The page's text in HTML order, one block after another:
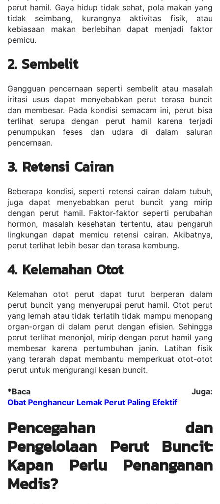
perut hamil. Gaya hidup tidak sehat, pola makan yang
tidak seimbang, kurangnya aktivitas fisik, atau
kebiasaan makan berlebihan dapat menjadi faktor
pemicu.
2. Sembelit
Gangguan pencernaan seperti sembelit atau masalah
iritasi usus dapat menyebabkan perut terasa buncit
dan membesar. Pada kondisi semacam ini, perut bisa
terlihat serupa dengan perut hamil karena terjadi
penumpukan feses dan udara di dalam saluran
pencernaan.
3. Retensi Cairan
Beberapa kondisi, seperti retensi cairan dalam tubuh,
juga dapat menyebabkan perut buncit yang mirip
dengan perut hamil. Faktor-faktor seperti perubahan
hormon, masalah kesehatan tertentu, atau pengaruh
lingkungan dapat memicu retensi cairan. Akibatnya,
perut terlihat lebih besar dan terasa kembung.
4. Kelemahan Otot
Kelemahan otot perut dapat turut berperan dalam
perut buncit yang menyerupai perut hamil. Otot perut
yang lemah atau tidak terlatih tidak mampu menopang
organ-organ di dalam perut dengan efisien. Sehingga
perut terlihat menonjol, mirip dengan perut hamil yang
membesar karena pertumbuhan janin. Latihan fisik
yang terarah dapat membantu memperkuat otot-otot
perut untuk mengurangi kesan buncit.
*Baca Juga:
Obat Penghancur Lemak Perut Paling Efektif
Pencegahan dan
Pengelolaan Perut Buncit:
Kapan Perlu Penanganan
Medis?